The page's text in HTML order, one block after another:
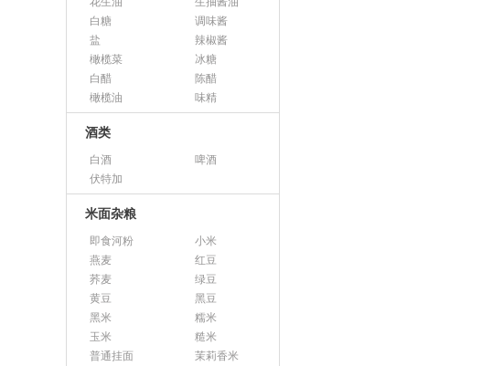
白糖
调味酱
盐
辣椒酱
橄榄菜
冰糖
白醋
陈醋
橄榄油
味精
酒类
白酒
啤酒
伏特加
米面杂粮
即食河粉
小米
燕麦
红豆
荞麦
绿豆
黄豆
黑豆
黑米
糯米
玉米
糙米
普通挂面
茉莉香米